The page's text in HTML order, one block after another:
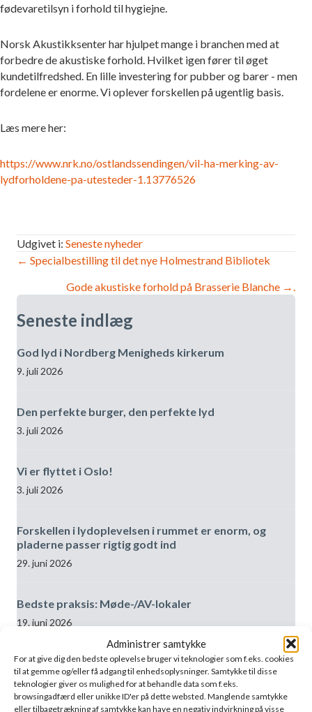
Administrer samtykke
For at give dig den bedste oplevelse bruger vi teknologier som f.eks. cookies
til at gemme og/eller få adgang til enhedsoplysninger. Samtykke til disse
teknologier giver os mulighed for at behandle data som f.eks.
browsingadfærd eller unikke ID'er på dette websted. Manglende samtykke
eller tilbagetrækning af samtykke kan have en negativ indvirkning på visse
fødevaretilsyn i forhold til hygiejne.
Norsk Akustikksenter har hjulpet mange i branchen med at
forbedre de akustiske forhold. Hvilket igen fører til øget
kundetilfredshed. En lille investering for pubber og barer - men
fordelene er enorme. Vi oplever forskellen på ugentlig basis.
Læs mere her:
https://www.nrk.no/ostlandssendingen/vil-ha-merking-av-
lydforholdene-pa-utesteder-1.13776526
Udgivet i: Seneste nyheder
Navigation
efter
indlæg
← Specialbestilling til det nye Holmestrand Bibliotek
Gode akustiske forhold på Brasserie Blanche →.
Seneste indlæg
God lyd i Nordberg Menigheds kirkerum
9. juli 2026
Den perfekte burger, den perfekte lyd
3. juli 2026
Vi er flyttet i Oslo!
3. juli 2026
Forskellen i lydoplevelsen i rummet er enorm, og
pladerne passer rigtig godt ind
29. juni 2026
Bedste praksis: Møde-/AV-lokaler
19. juni 2026